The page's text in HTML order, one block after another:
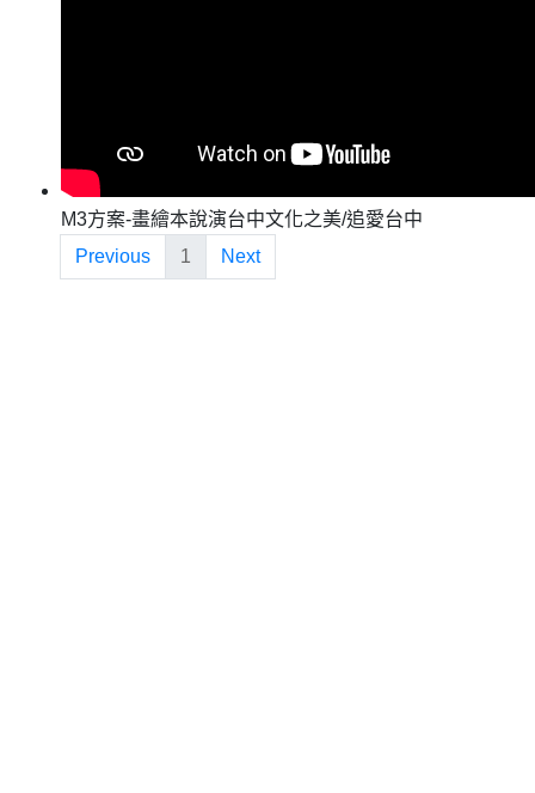
M3方案-畫繪本說演台中文化之美/追愛台中
Previous
1 Next